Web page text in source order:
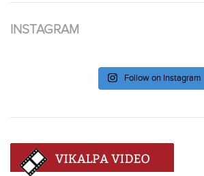
INSTAGRAM
Follow on Instagram